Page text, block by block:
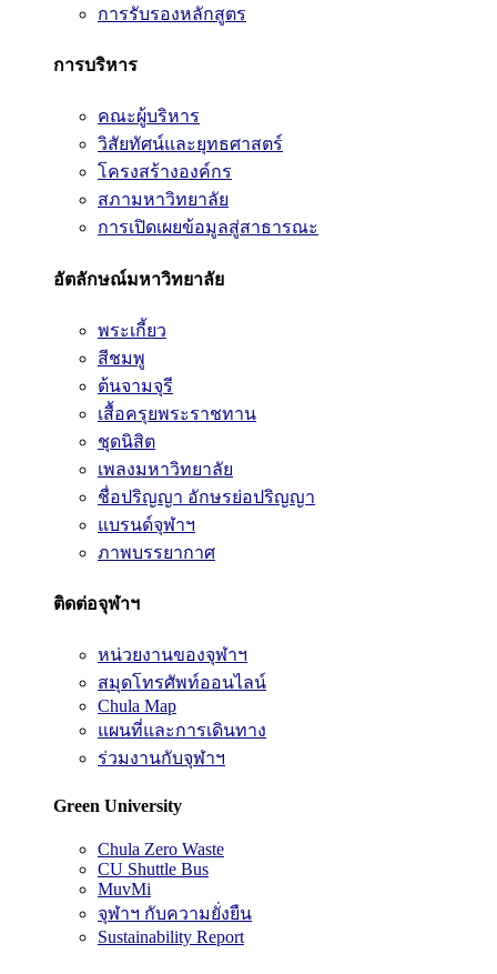
การรับรองหลักสูตร
การบริหาร
คณะผู้บริหาร
วิสัยทัศน์และยุทธศาสตร์
โครงสร้างองค์กร
สภามหาวิทยาลัย
การเปิดเผยข้อมูลสู่สาธารณะ
อัตลักษณ์มหาวิทยาลัย
พระเกี้ยว
สีชมพู
ต้นจามจุรี
เสื้อครุยพระราชทาน
ชุดนิสิต
เพลงมหาวิทยาลัย
ชื่อปริญญา อักษรย่อปริญญา
แบรนด์จุฬาฯ
ภาพบรรยากาศ
ติดต่อจุฬาฯ
หน่วยงานของจุฬาฯ
สมุดโทรศัพท์ออนไลน์
Chula Map
แผนที่และการเดินทาง
ร่วมงานกับจุฬาฯ
Green University
Chula Zero Waste
CU Shuttle Bus
MuvMi
จุฬาฯ กับความยั่งยืน
Sustainability Report